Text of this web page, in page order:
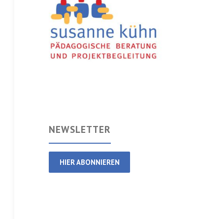
NEWSLETTER
HIER ABONNIEREN